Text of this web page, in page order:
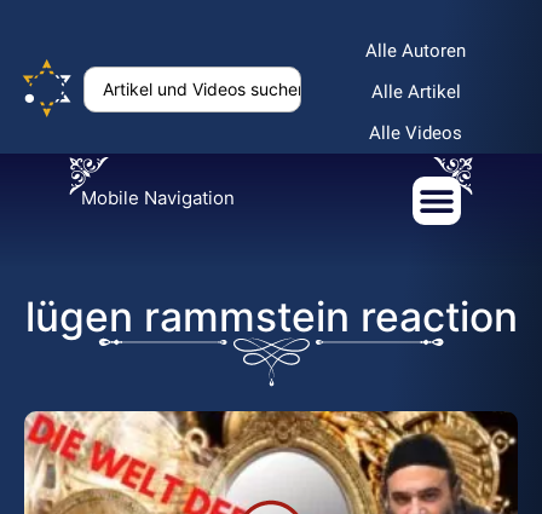
Alle Autoren
Alle Artikel
Alle Videos
Mobile Navigation
lügen rammstein reaction